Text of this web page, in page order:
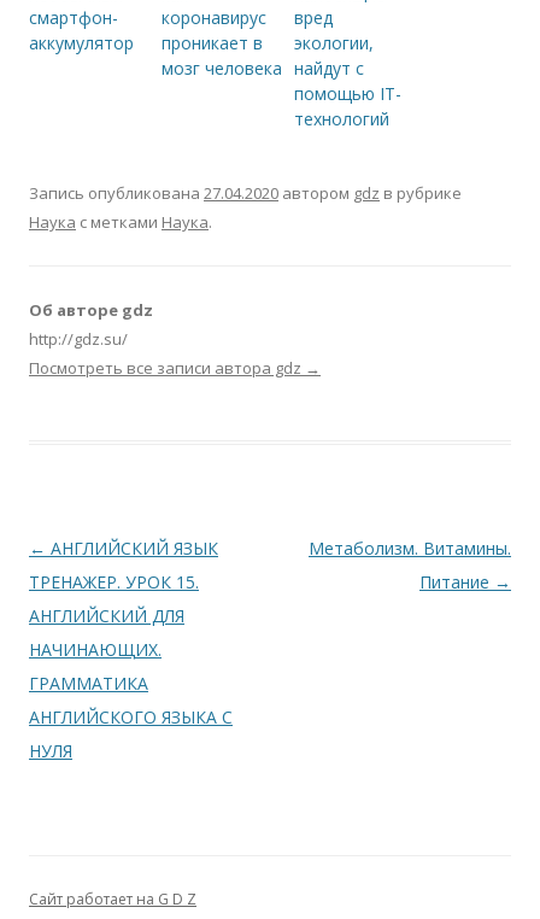
смартфон-
аккумулятор
коронавирус
проникает в
мозг человека
вред
экологии,
найдут с
помощью IT-
технологий
Запись опубликована 27.04.2020 автором gdz в рубрике
Наука с метками Наука.
Об авторе gdz
http://gdz.su/
Посмотреть все записи автора gdz →
Навигация по записям
← АНГЛИЙСКИЙ ЯЗЫК
ТРЕНАЖЕР. УРОК 15.
АНГЛИЙСКИЙ ДЛЯ
НАЧИНАЮЩИХ.
ГРАММАТИКА
АНГЛИЙСКОГО ЯЗЫКА С
НУЛЯ
Метаболизм. Витамины.
Питание →
Сайт работает на G D Z